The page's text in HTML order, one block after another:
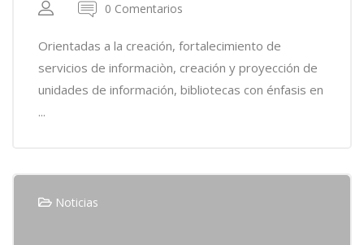
0 Comentarios
Orientadas a la creación, fortalecimiento de
servicios de informaciòn, creación y proyección de
unidades de información, bibliotecas con énfasis en
...
Noticias